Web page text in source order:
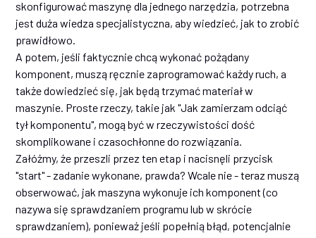
skonfigurować maszynę dla jednego narzędzia, potrzebna
jest duża wiedza specjalistyczna, aby wiedzieć, jak to zrobić
prawidłowo.
A potem, jeśli faktycznie chcą wykonać pożądany
komponent, muszą ręcznie zaprogramować każdy ruch, a
także dowiedzieć się, jak będą trzymać materiał w
maszynie. Proste rzeczy, takie jak "Jak zamierzam odciąć
tył komponentu", mogą być w rzeczywistości dość
skomplikowane i czasochłonne do rozwiązania.
Załóżmy, że przeszli przez ten etap i nacisnęli przycisk
"start" - zadanie wykonane, prawda? Wcale nie - teraz muszą
obserwować, jak maszyna wykonuje ich komponent (co
nazywa się sprawdzaniem programu lub w skrócie
sprawdzaniem), ponieważ jeśli popełnią błąd, potencjalnie